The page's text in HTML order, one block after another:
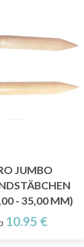
JUMBO
- 35,00 MM)
10.95 €